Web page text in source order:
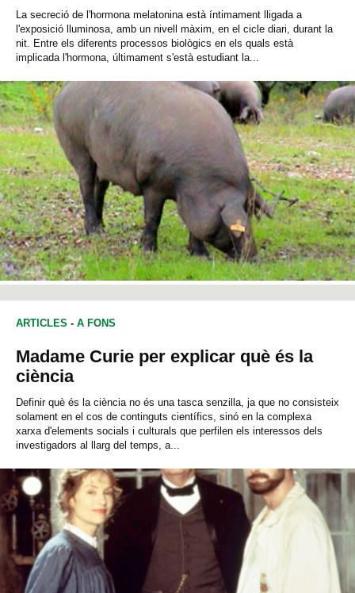
La secreció de l'hormona melatonina està íntimament lligada a
l'exposició lluminosa, amb un nivell màxim, en el cicle diari, durant la
nit. Entre els diferents processos biològics en els quals està
implicada l'hormona, últimament s'està estudiant la...
ARTICLES - A FONS
Madame Curie per explicar què és la
ciència
Definir què és la ciència no és una tasca senzilla, ja que no consisteix
solament en el cos de continguts científics, sinó en la complexa
xarxa d'elements socials i culturals que perfilen els interessos dels
investigadors al llarg del temps, a...